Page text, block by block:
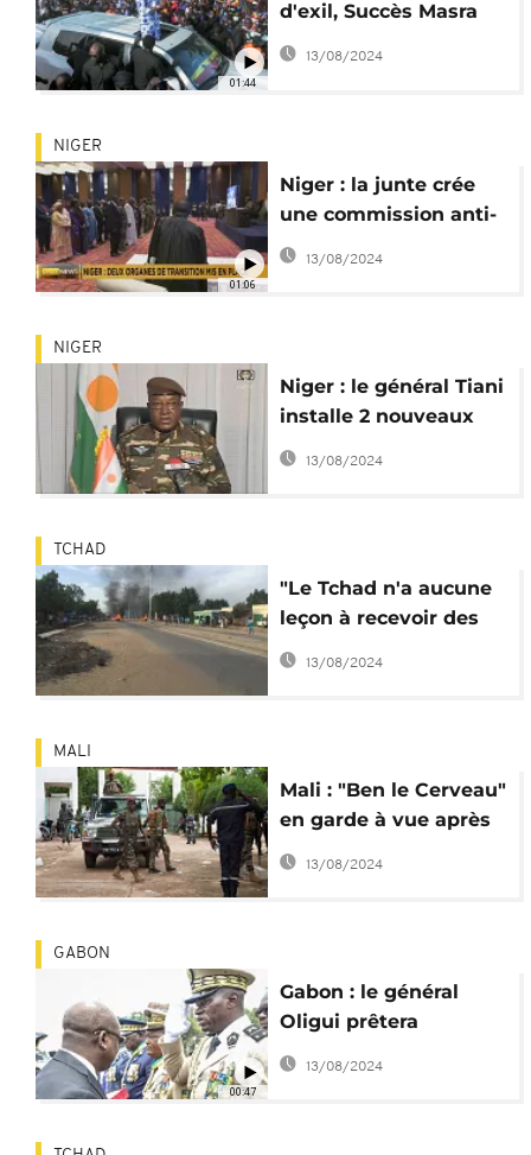
01:44
d'exil, Succès Masra
prône la réconciliation
13/08/2024
01:06
NIGER
Niger : la junte crée
une commission anti-
corruption
13/08/2024
NIGER
Niger : le général Tiani
installe 2 nouveaux
organes de la
transition
13/08/2024
TCHAD
"Le Tchad n'a aucune
leçon à recevoir des
États-Unis" ministère
de la justice
13/08/2024
MALI
Mali : "Ben le Cerveau"
en garde à vue après
des propos sur la
junte
13/08/2024
00:47
GABON
Gabon : le général
Oligui prêtera
serment en tant que
"Président de la
13/08/2024